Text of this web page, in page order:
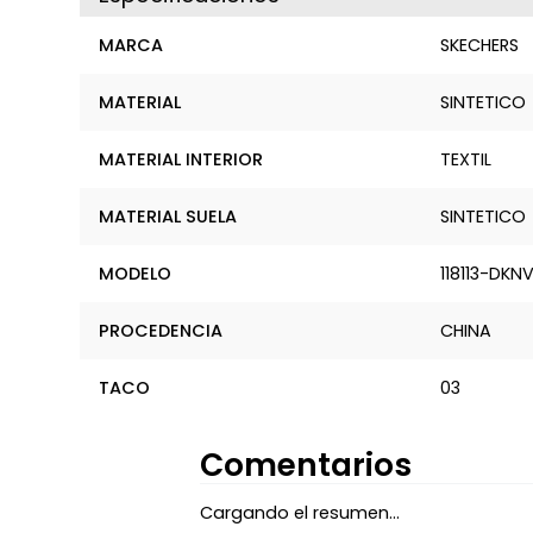
MARCA SKECHERS
MATERIAL SINTETICO
MATERIAL INTERIOR TEXTIL
MATERIAL SUELA SINTETICO
MODELO 118113-DKNV
PROCEDENCIA CHINA
TACO 03
Comentarios
Cargando el resumen…